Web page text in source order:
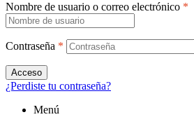
Nombre de usuario o correo electrónico *
Contraseña *
Acceso
¿Perdiste tu contraseña?
Menú